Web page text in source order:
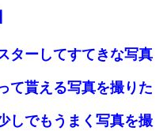
ターしてすてきな写真
て貰える写真を撮りた
しでもうまく写真を撮